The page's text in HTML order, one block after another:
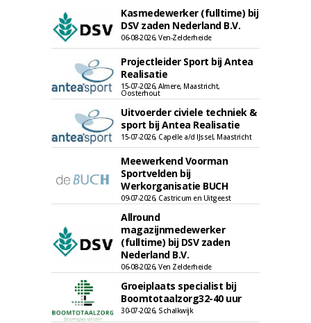
Kasmedewerker (fulltime) bij
DSV zaden Nederland B.V.
06-08-2026, Ven-Zelderheide
Projectleider Sport bij Antea
Realisatie
15-07-2026, Almere, Maastricht,
Oosterhout
Uitvoerder civiele techniek &
sport bij Antea Realisatie
15-07-2026, Capelle a/d IJssel, Maastricht
Meewerkend Voorman
Sportvelden bij
Werkorganisatie BUCH
09-07-2026, Castricum en Uitgeest
Allround
magazijnmedewerker
(fulltime) bij DSV zaden
Nederland B.V.
06-08-2026, Ven Zelderheide
Groeiplaats specialist bij
Boomtotaalzorg32-40 uur
30-07-2026, Schalkwijk